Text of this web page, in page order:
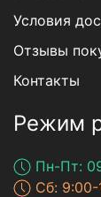
Условия
Отзывы
Контакты
Режим
Пн-Пт:
Сб: 9:00-